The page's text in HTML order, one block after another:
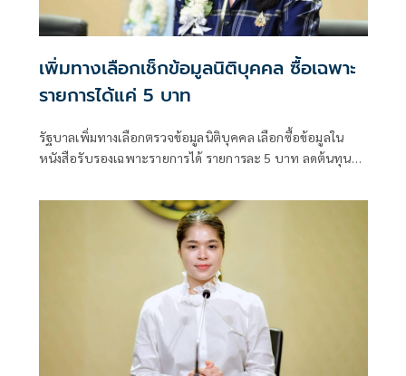
เพิ่มทางเลือกเช็กข้อมูลนิติบุคคล ซื้อเฉพาะ
รายการได้แค่ 5 บาท
รัฐบาลเพิ่มทางเลือกตรวจข้อมูลนิติบุคคล เลือกซื้อข้อมูลใน
หนังสือรับรองเฉพาะรายการได้ รายการละ 5 บาท ลดต้นทุน